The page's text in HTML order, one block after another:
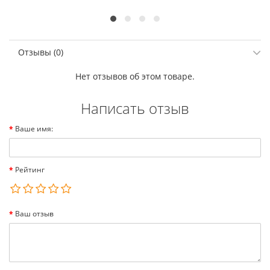
Отзывы (0)
Нет отзывов об этом товаре.
Написать отзыв
Ваше имя:
Рейтинг
Ваш отзыв